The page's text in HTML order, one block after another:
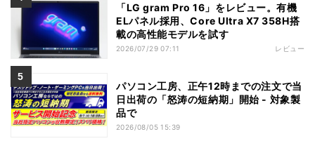
「LG gram Pro 16」をレビュー。有機
ELパネル採用、Core Ultra X7 358H搭
載の高性能モデルを試す
2026/07/29 07:11 レビュー
パソコン工房、正午12時までの注文で当
日出荷の「怒涛の短納期」開始 - 対象製
品で
2026/08/05 15:39